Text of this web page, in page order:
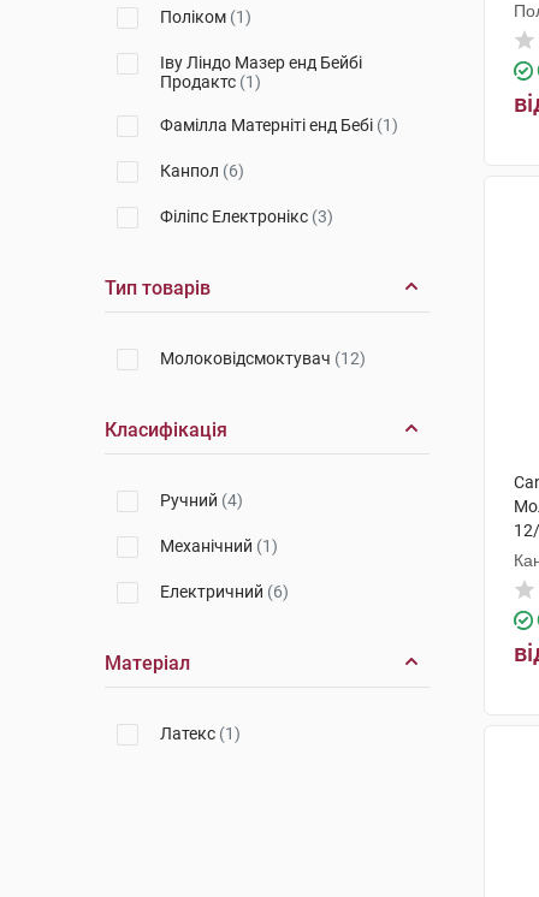
Поліком (1)
Іву Ліндо Мазер енд Бейбі
Продактс (1)
Фамілла Матерніті енд Бебі (1)
Канпол (6)
Філіпс Електронікс (3)
Тип товарів
Молоковідсмоктувач (12)
Класифікація
Ручний (4)
Механічний (1)
Електричний (6)
Матеріал
Латекс (1)